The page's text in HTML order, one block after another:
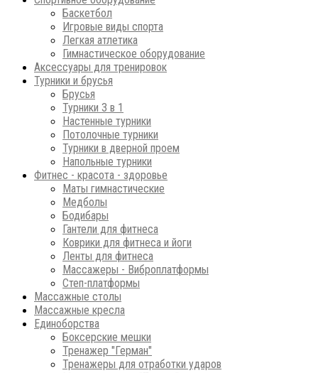
Баскетбол
Игровые виды спорта
Легкая атлетика
Гимнастическое оборудование
Аксессуары для тренировок
Турники и брусья
Брусья
Турники 3 в 1
Настенные турники
Потолочные турники
Турники в дверной проем
Напольные турники
Фитнес - красота - здоровье
Маты гимнастические
Медболы
Бодибары
Гантели для фитнеса
Коврики для фитнеса и йоги
Ленты для фитнеса
Массажеры - Виброплатформы
Степ-платформы
Массажные столы
Массажные кресла
Единоборства
Боксерские мешки
Тренажер "Герман"
Тренажеры для отработки ударов